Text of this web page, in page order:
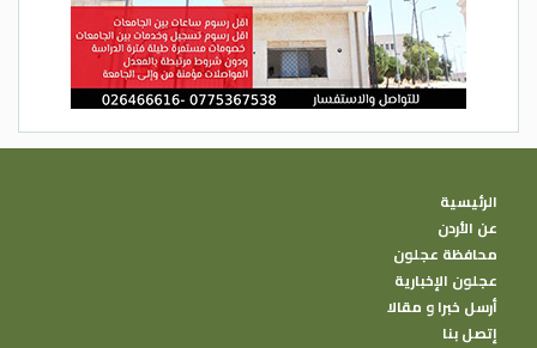
الرئيسية
عن الأردن
محافظة عجلون
عجلون الإخبارية
أرسل خبرا و مقالا
إتصل بنا